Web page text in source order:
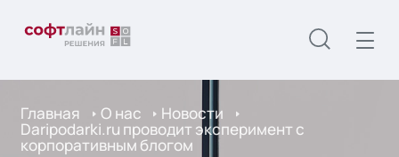
Главная О нас Новости
Daripodarki.ru проводит эксперимент с
корпоративным блогом